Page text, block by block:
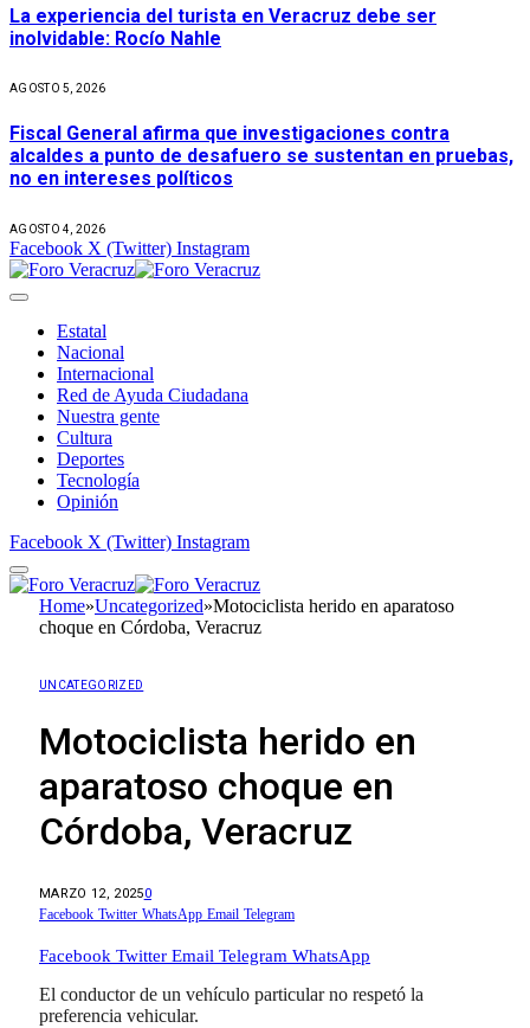
La experiencia del turista en Veracruz debe ser
inolvidable: Rocío Nahle
AGOSTO 5, 2026
Fiscal General afirma que investigaciones contra
alcaldes a punto de desafuero se sustentan en pruebas,
no en intereses políticos
AGOSTO 4, 2026
Facebook X (Twitter) Instagram
Estatal
Nacional
Internacional
Red de Ayuda Ciudadana
Nuestra gente
Cultura
Deportes
Tecnología
Opinión
Facebook X (Twitter) Instagram
Home»Uncategorized»Motociclista herido en aparatoso
choque en Córdoba, Veracruz
UNCATEGORIZED
Motociclista herido en
aparatoso choque en
Córdoba, Veracruz
MARZO 12, 20250
Facebook Twitter WhatsApp Email Telegram
Facebook Twitter Email Telegram WhatsApp
El conductor de un vehículo particular no respetó la
preferencia vehicular.